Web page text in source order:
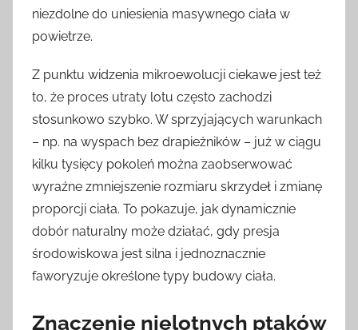
niezdolne do uniesienia masywnego ciała w
powietrze.
Z punktu widzenia mikroewolucji ciekawe jest też
to, że proces utraty lotu często zachodzi
stosunkowo szybko. W sprzyjających warunkach
– np. na wyspach bez drapieżników – już w ciągu
kilku tysięcy pokoleń można zaobserwować
wyraźne zmniejszenie rozmiaru skrzydeł i zmianę
proporcji ciała. To pokazuje, jak dynamicznie
dobór naturalny może działać, gdy presja
środowiskowa jest silna i jednoznacznie
faworyzuje określone typy budowy ciała.
Znaczenie nielotnych ptaków